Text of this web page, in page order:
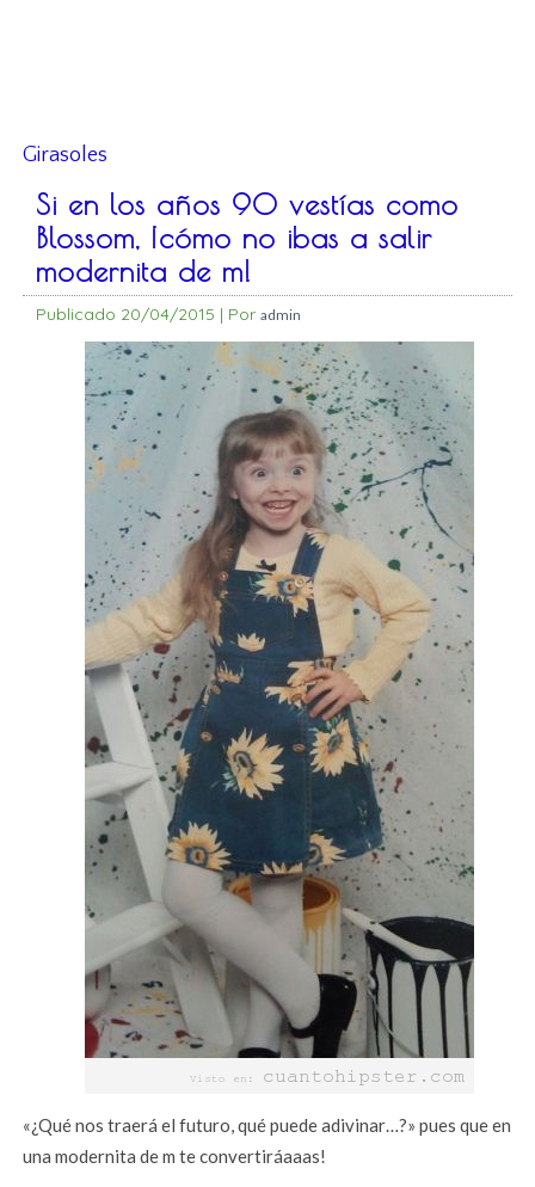
Girasoles
Si en los años 90 vestías como
Blossom, ¡cómo no ibas a salir
modernita de m!
Publicado 20/04/2015 | Por admin
«¿Qué nos traerá el futuro, qué puede adivinar…?» pues que en
una modernita de m te convertiráaaas!